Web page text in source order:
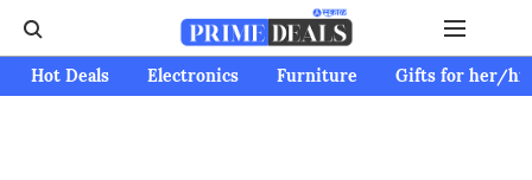
Hot Deals Electronics Furniture Gifts for her/